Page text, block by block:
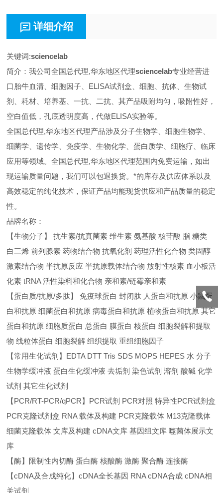
详细介绍
关键词:sciencelab
简介：我公司全国总代理,华东地区代理sciencelab专业经营进
口胎牛血清、细胞因子、ELISA试剂盒、细胞、抗体、生物试
剂、耗材、培养基、一抗、二抗、其产品吸附均匀，吸附性好，
空白值低，孔底透明度高，代做ELISA实验等。
全国总代理,华东地区代理产品涉及分子生物学、细胞生物学、
细菌学、遗传学、免疫学、生物化学、蛋白质学、细胞疗、临床
应用等领域。全国总代理,华东地区代理范围内免费运输，如出
现运输质量问题，我们可以包退换货。*的库存及供应体系以及
高效稳定的纯化技术，保证产品均能现货供应和产品质量的稳定
性。
品牌名称：
【生物分子】 抗生素/抗真菌素 维生素 氨基酸 核苷酸 脂 糖类
白三烯 前列腺素 药物结合物 抗氧化剂 药理活性化合物 类固醇
激素结合物 半抗原反应 半抗原载体结合物 放射性核素 血小板活
化素 tRNA 活性染料和化合物 亲和素/链霉亲和素
【蛋白质/抗原/多肽】 免疫球蛋白 封闭肽 人蛋白和抗原 小鼠蛋
白和抗原 细菌蛋白和抗原 病毒蛋白和抗原 植物蛋白和抗原 其它
蛋白和抗原 细胞质蛋白 总蛋白 膜蛋白 核蛋白 细胞裂解和提取
物 线粒体蛋白 细胞裂解 组织提取 重组细胞因子
【常用生化试剂】EDTA DTT Tris SDS MOPS HEPES 水 分子
生物学缓冲液 蛋白生化缓冲液 去垢剂 染色试剂 溶剂 酸碱 化学
试剂 其它生化试剂
【PCR/RT-PCR/qPCR】PCR试剂 PCR对照 特异性PCR试剂盒
PCR克隆试剂盒 RNA 载体及构建 PCR克隆载体 M13克隆载体
细菌克隆载体 文库及构建 cDNA文库 基因组文库 噬菌体展示文
库
【酶】限制性内切酶 蛋白酶 核酸酶 激酶 聚合酶 连接酶
【cDNA及合成纯化】cDNA全长基因 RNA cDNA合成 cDNA相
关试剂